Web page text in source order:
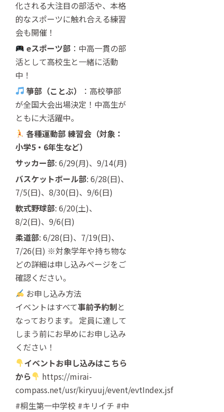
化される大注目の部活や、本格
的なスポーツに触れ合える練習
会も開催！
eスポーツ部 ：中高一貫の部
活として高校生と一緒に活動
中！
箏部（ことぶ）
：高校箏部
が全国大会出場決定！中高生が
ともに大活躍中。
各種運動部 練習会（対象：
小学5・6年生など）
サッカー部: 6/29(月)、9/14(月)
バスケットボール部: 6/28(日)、
7/5(日)、8/30(日)、9/6(日)
軟式野球部: 6/20(土)、
8/2(日)、9/6(日)
柔道部: 6/28(日)、7/19(日)、
7/26(日) ※対象学年や持ち物な
どの詳細は申し込みページをご
確認ください。
お申し込み方法
イベントはすべて事前予約制と
なっております。 定員に達して
しまう前にお早めにお申し込み
ください！
イベントお申し込みはこちら
から
https://mirai-
compass.net/usr/kiryuuj/event/evtIndex.jsf
#桐生第一中学校 #キリイチ #中